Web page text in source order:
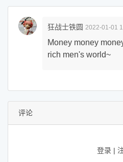
狂战士铁圆 2022-01-01
Money money
rich men's world~
评论
登录 |